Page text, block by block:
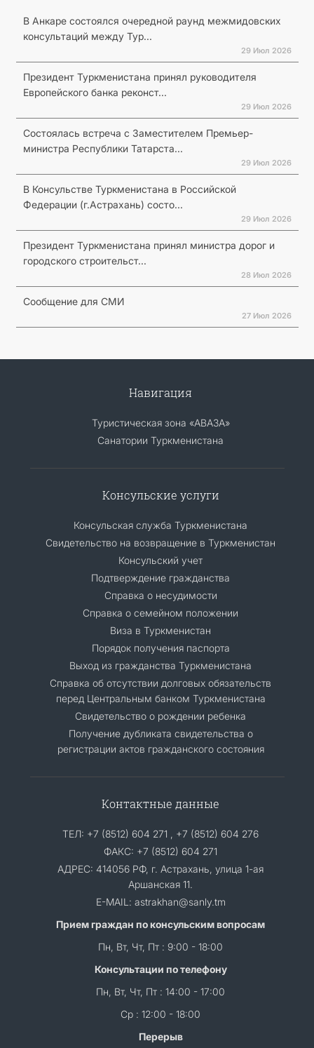
В Анкаре состоялся очередной раунд межмидовских
консультаций между Тур...
29 Июл 2026
Президент Туркменистана принял руководителя
Европейского банка реконст...
29 Июл 2026
Состоялась встреча с Заместителем Премьер-
министра Республики Татарста...
29 Июл 2026
В Консульстве Туркменистана в Российской
Федерации (г.Астрахань) состо...
29 Июл 2026
Президент Туркменистана принял министра дорог и
городского строительст...
28 Июл 2026
Сообщение для СМИ
27 Июл 2026
Навигация
Туристическая зона «АВАЗА»
Санатории Туркменистана
Консульские услуги
Консульская служба Туркменистана
Свидетельство на возвращение в Туркменистан
Консульский учет
Подтверждение гражданства
Справка о несудимости
Справка о семейном положении
Виза в Туркменистан
Порядок получения паспорта
Выход из гражданства Туркменистана
Cправка об отсутствии долговых обязательств
перед Центральным банком Туркменистана
Свидетельство о рождении ребенка
Получение дубликата свидетельства о
регистрации актов гражданского состояния
Контактные данные
ТЕЛ: +7 (8512) 604 271 , +7 (8512) 604 276
ФАКС: +7 (8512) 604 271
АДРЕС: 414056 РФ, г. Астрахань, улица 1-ая
Аршанская 11.
E-MAIL: astrakhan@sanly.tm
Прием граждан по консульским вопросам
Пн, Вт, Чт, Пт : 9:00 - 18:00
Консультации по телефону
Пн, Вт, Чт, Пт : 14:00 - 17:00
Ср : 12:00 - 18:00
Перерыв